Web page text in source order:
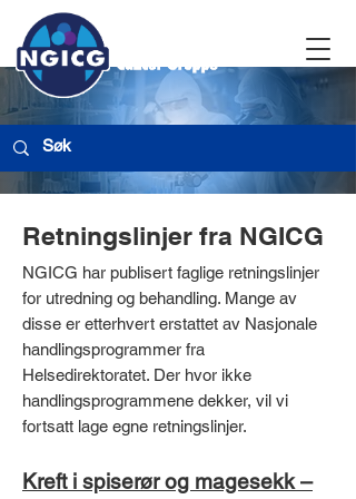
Retningslinjer fra NGICG
NGICG har publisert faglige retningslinjer
for utredning og behandling. Mange av
disse er etterhvert erstattet av Nasjonale
handlingsprogrammer fra
Helsedirektoratet. Der hvor ikke
handlingsprogrammene dekker, vil vi
fortsatt lage egne retningslinjer.
Kreft i spiserør og magesekk –